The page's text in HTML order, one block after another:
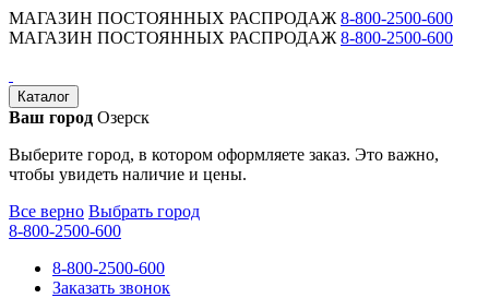
МАГАЗИН ПОСТОЯННЫХ РАСПРОДАЖ 8-800-2500-600
МАГАЗИН ПОСТОЯННЫХ РАСПРОДАЖ 8-800-2500-600
Каталог
Ваш город Озерск
Выберите город, в котором оформляете заказ. Это важно,
чтобы увидеть наличие и цены.
Все верно Выбрать город
8-800-2500-600
8-800-2500-600
Заказать звонок